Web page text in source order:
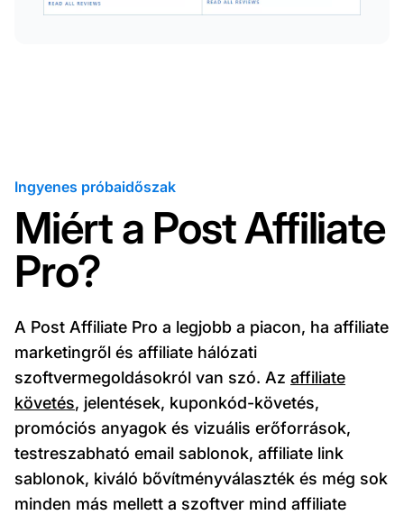
Ingyenes próbaidőszak
Miért a Post Affiliate
Pro?
A Post Affiliate Pro a legjobb a piacon, ha affiliate
marketingről és affiliate hálózati
szoftvermegoldásokról van szó. Az affiliate
követés, jelentések, kuponkód-követés,
promóciós anyagok és vizuális erőforrások,
testreszabható email sablonok, affiliate link
sablonok, kiváló bővítményválaszték és még sok
minden más mellett a szoftver mind affiliate